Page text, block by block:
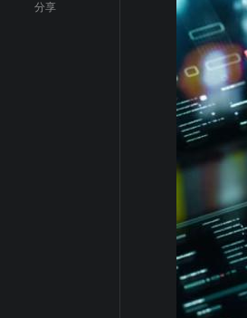
分享